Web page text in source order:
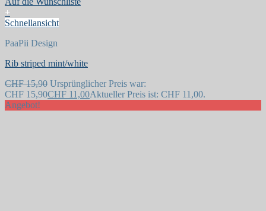
+
Schnellansicht
PaaPii Design
Rib striped mint/white
CHF15,90 Ursprünglicher Preis war:
CHF 15,90CHF 11,00Aktueller Preis ist: CHF 11,00.
Angebot!